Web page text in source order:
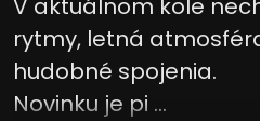
V aktuálnom kole
rytmy, letná
hudobné spojenia.
Novinku je pi ...